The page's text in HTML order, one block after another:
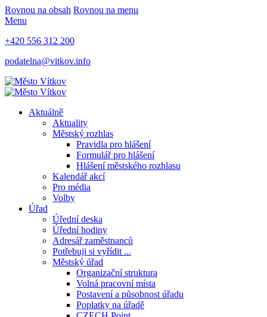
Rovnou na obsah Rovnou na menu
Menu
+420 556 312 200
podatelna@vitkov.info
Aktuálně
Aktuality
Městský rozhlas
Pravidla pro hlášení
Formulář pro hlášení
Hlášení městského rozhlasu
Kalendář akcí
Pro média
Volby
Úřad
Úřední deska
Úřední hodiny
Adresář zaměstnanců
Potřebuji si vyřídit ...
Městský úřad
Organizační struktura
Volná pracovní místa
Postavení a působnost úřadu
Poplatky na úřadě